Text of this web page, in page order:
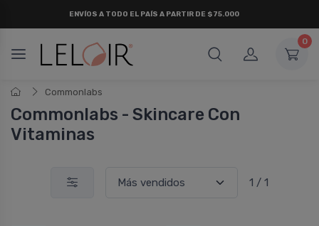
ENVÍOS A TODO EL PAÍS A PARTIR DE $75.000
0
Commonlabs
Commonlabs - Skincare Con
Vitaminas
1 / 1